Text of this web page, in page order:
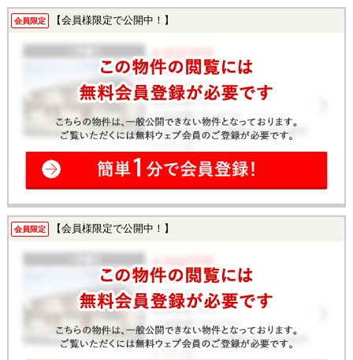
会員限定 【会員様限定で公開中！】
会員限定 【会員様限定で公開中！】